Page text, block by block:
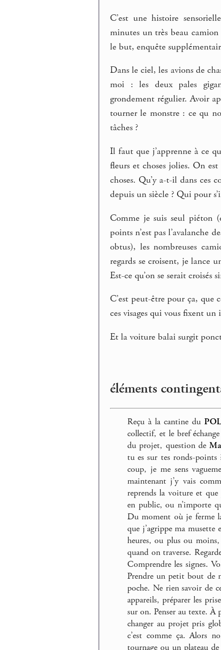
C’est une histoire
minutes un très beau
le but, enquête
Dans le ciel, les avions de
moi : les deux pales
grondement régulier. Avoir
tourner le monstre : ce qu
tâches ?
Il faut que j’apprenne à ce
fleurs et choses jolies. On
choses. Qu’y a-t-il dans ces
depuis un siècle ? Qui pour
Comme je suis seul piéton
points n’est pas l’avalanche
obtus), les nombreuses
regards se croisent, je lance
Est-ce qu’on se serait croisés
C’est peut-être pour ça, que
ces visages qui vous fixent
Et la voiture balai surgit
éléments
Reçu à la cantine du
collectif, et le bref
du projet, question de
tu es sur tes ronds-
coup, je me sens
maintenant j’y vais
reprends la voiture et
en public, ou n’importe
Du moment où je ferme
que j’agrippe ma
heures, ou plus ou
quand on traverse.
Comprendre les signes.
Prendre un petit bout de
poche. Ne rien savoir de
appareils, préparer les
sur on. Penser au texte. À
changer au projet pris
c’est comme ça. Alors
tournage ou un plateau